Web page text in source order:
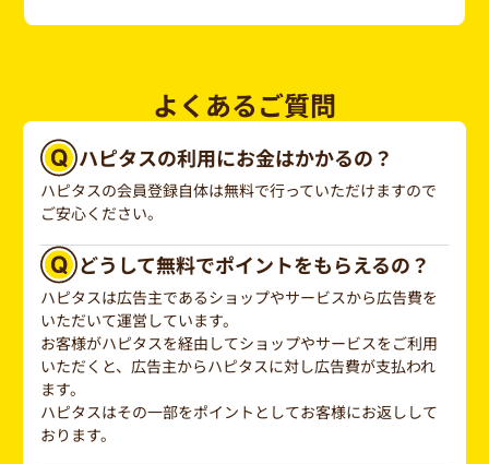
よくあるご質問
ハピタスの利用にお金はかかるの？
ハピタスの会員登録自体は無料で行っていただけますので
ご安心ください。
どうして無料でポイントをもらえるの？
ハピタスは広告主であるショップやサービスから広告費を
いただいて運営しています。
お客様がハピタスを経由してショップやサービスをご利用
いただくと、広告主からハピタスに対し広告費が支払われ
ます。
ハピタスはその一部をポイントとしてお客様にお返しして
おります。